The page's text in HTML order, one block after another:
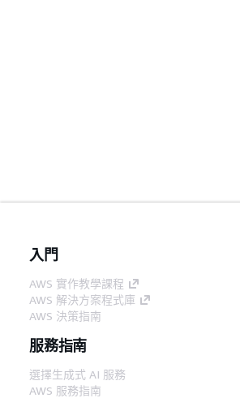
入門
AWS 實作教學課程
AWS 解決方案程式庫
AWS 決策指南
服務指南
選擇生成式 AI 服務
AWS 服務指南